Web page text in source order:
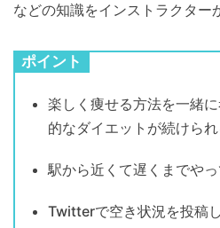
などの知識をインストラクター
ポイント
楽しく痩せる方法を一緒
的なダイエットが続けられ
駅から近くて遅くまでや
Twitterで空き状況を投稿